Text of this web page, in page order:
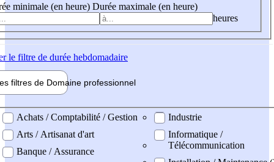
minimale (en heure) Durée maximale (en heure)
heures
le filtre de durée hebdomadaire
filtres de Domaine professionnel
professionel
Achats / Comptabilité / Gestion
Arts / Artisanat d'art
Banque / Assurance
Industrie
Informatique /
Télécommunication